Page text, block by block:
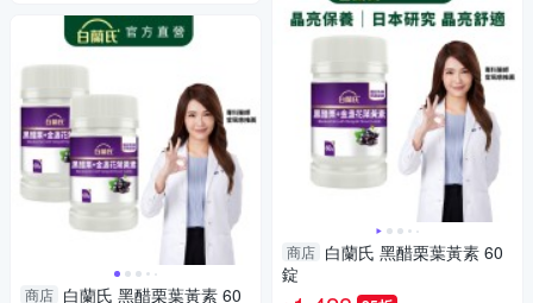
商店 白蘭氏 黑醋栗葉黃素 60
商店 白蘭氏 黑醋栗葉黃素 60
錠